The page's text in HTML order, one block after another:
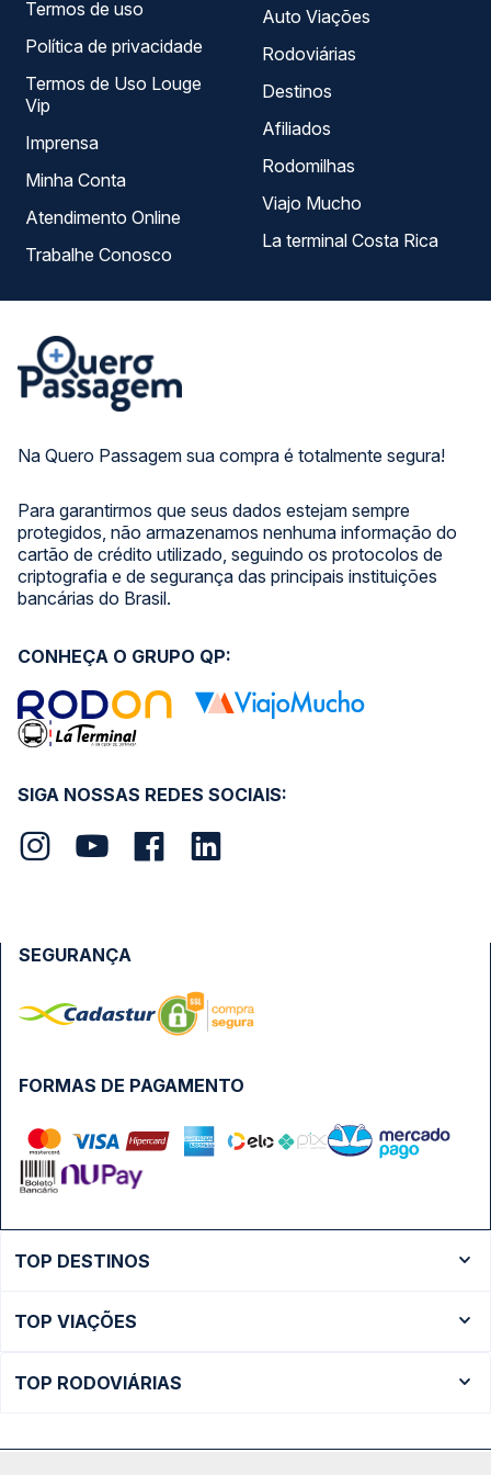
Na Quero Passagem sua compra é totalmente segura!
Para garantirmos que seus dados estejam sempre
protegidos, não armazenamos nenhuma informação do
cartão de crédito utilizado, seguindo os protocolos de
criptografia e de segurança das principais instituições
bancárias do Brasil.
Termos de uso
Política de privacidade
Termos de Uso Louge
Vip
Imprensa
Minha Conta
Atendimento Online
Trabalhe Conosco
Auto Viações
Rodoviárias
Destinos
Afiliados
Rodomilhas
Viajo Mucho
La terminal Costa Rica
SIGA NOSSAS REDES SOCIAIS:
CONHEÇA O GRUPO QP:
FORMAS DE PAGAMENTO
SEGURANÇA
TOP DESTINOS
Ônibus São Paulo
TOP VIAÇÕES
TOP RODOVIÁRIAS